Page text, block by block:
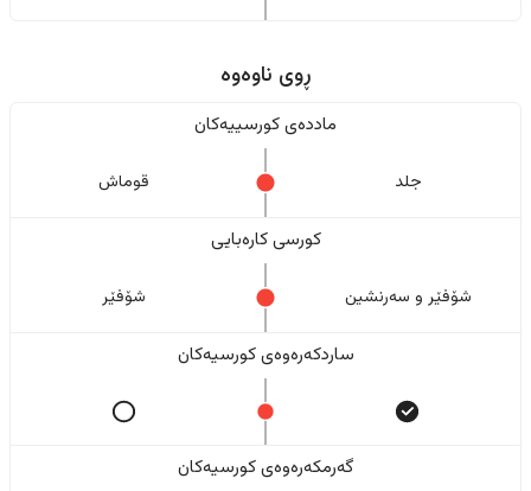
ڕوی ناوەوە
ماددەی کورسییەکان
جلد قوماش
کورسی کارەبایی
شۆفێر و سەرنشین شۆفێر
ساردکەرەوەی کورسیەکان
گەرمکەرەوەی کورسیەکان